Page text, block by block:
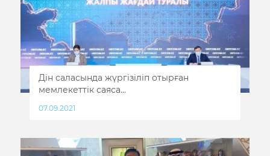
Дін саласында жүргізіліп отырған
мемлекеттік саяса...
07.09.2021